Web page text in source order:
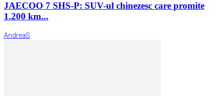
JAECOO 7 SHS-P: SUV-ul chinezesc care promite
1.200 km...
AndreaS